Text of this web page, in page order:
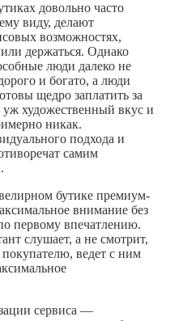
довольно часто
виду, делают
возможностях,
держаться. Однако
люди далеко не
и богато, а люди
щедро заплатить за
художественный вкус и
никак.
подхода и
самим
бутике премиум-
внимание без
первому впечатлению.
слушает, а не смотрит,
ведет с ним
сервиса —